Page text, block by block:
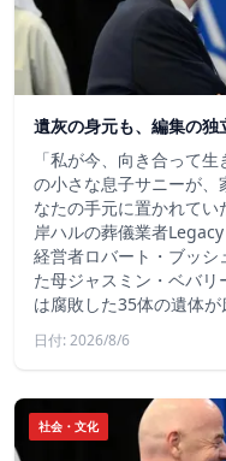
遺灰の身元も、編集の
「私が今、向き合って
の小さな息子サニーが
なたの手元に置かれて
岸ハルの葬儀業者
経営者ロバート・ブッシ
た母ジャスミン・ベバ
は腐敗した35体の遺体
日付: 2026/8/6
社会・文化